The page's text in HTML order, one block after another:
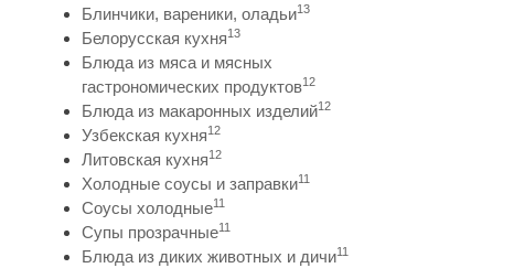
Блинчики, вареники, оладьи13
Белорусская кухня13
Блюда из мяса и мясных
гастрономических продуктов12
Блюда из макаронных изделий12
Узбекская кухня12
Литовская кухня12
Холодные соусы и заправки11
Соусы холодные11
Супы прозрачные11
Блюда из диких животных и дичи11